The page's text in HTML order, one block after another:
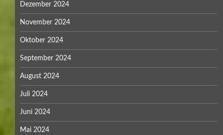
Dezember 2024
November 2024
Oktober 2024
September 2024
August 2024
Juli 2024
Juni 2024
Mai 2024